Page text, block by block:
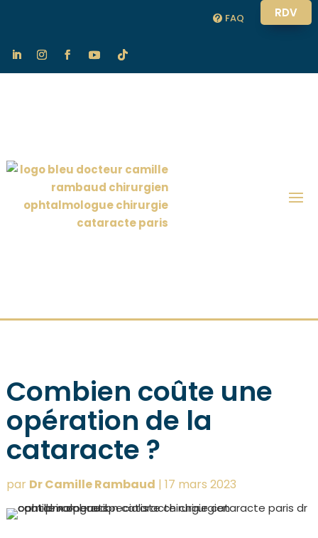
FAQ RDV
Combien coûte une
opération de la
cataracte ?
par Dr Camille Rambaud | 17 mars 2023